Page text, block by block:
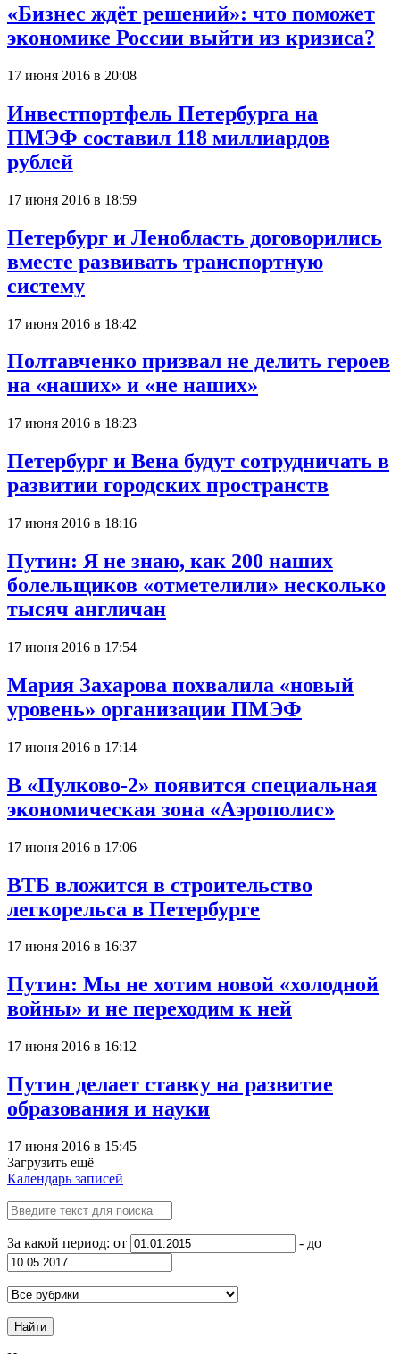
«Бизнес ждёт решений»: что поможет
экономике России выйти из кризиса?
17 июня 2016 в 20:08
Инвестпортфель Петербурга на
ПМЭФ составил 118 миллиардов
рублей
17 июня 2016 в 18:59
Петербург и Ленобласть договорились
вместе развивать транспортную
систему
17 июня 2016 в 18:42
Полтавченко призвал не делить героев
на «наших» и «не наших»
17 июня 2016 в 18:23
Петербург и Вена будут сотрудничать в
развитии городских пространств
17 июня 2016 в 18:16
Путин: Я не знаю, как 200 наших
болельщиков «отметелили» несколько
тысяч англичан
17 июня 2016 в 17:54
Мария Захарова похвалила «новый
уровень» организации ПМЭФ
17 июня 2016 в 17:14
В «Пулково-2» появится специальная
экономическая зона «Аэрополис»
17 июня 2016 в 17:06
ВТБ вложится в строительство
легкорельса в Петербурге
17 июня 2016 в 16:37
Путин: Мы не хотим новой «холодной
войны» и не переходим к ней
17 июня 2016 в 16:12
Путин делает ставку на развитие
образования и науки
17 июня 2016 в 15:45
Загрузить ещё
Календарь записей
За какой период: от - до
Найти